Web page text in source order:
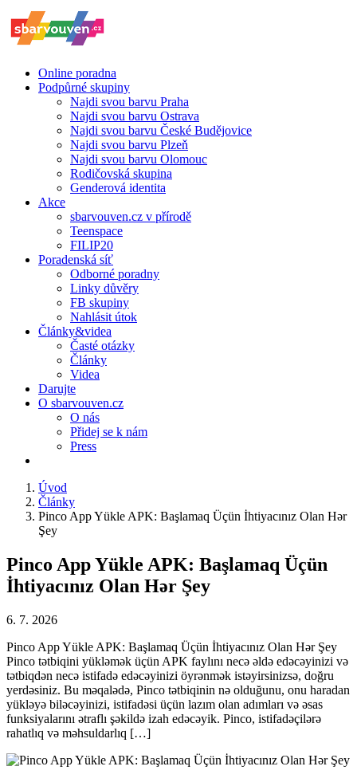
Online poradna
Podpůrné skupiny
Najdi svou barvu Praha
Najdi svou barvu Ostrava
Najdi svou barvu České Budějovice
Najdi svou barvu Plzeň
Najdi svou barvu Olomouc
Rodičovská skupina
Genderová identita
Akce
sbarvouven.cz v přírodě
Teenspace
FILIP20
Poradenská síť
Odborné poradny
Linky důvěry
FB skupiny
Nahlásit útok
Články&videa
Časté otázky
Články
Videa
Darujte
O sbarvouven.cz
O nás
Přidej se k nám
Press
Úvod
Články
Pinco App Yükle APK: Başlamaq Üçün İhtiyacınız Olan Hər
Şey
Pinco App Yükle APK: Başlamaq Üçün
İhtiyacınız Olan Hər Şey
6. 7. 2026
Pinco App Yükle APK: Başlamaq Üçün İhtiyacınız Olan Hər Şey
Pinco tətbiqini yükləmək üçün APK faylını necə əldə edəcəyinizi və
tətbiqdən necə istifadə edəcəyinizi öyrənmək istəyirsinizsə, doğru
yerdəsiniz. Bu məqalədə, Pinco tətbiqinin nə olduğunu, onu haradan
yükləyə biləcəyinizi, istifadəsi üçün lazım olan adımları və əsas
funksiyalarını ətraflı şəkildə izah edəcəyik. Pinco, istifadəçilərə
rahatlıq və məhsuldarlıq […]